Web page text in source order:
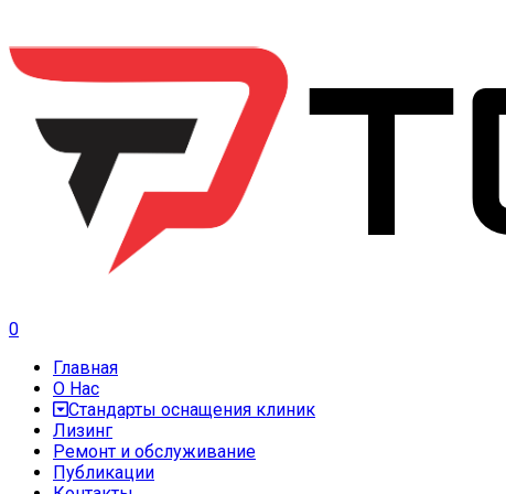
0
Главная
О Нас
Стандарты оснащения клиник
Лизинг
Ремонт и обслуживание
Публикации